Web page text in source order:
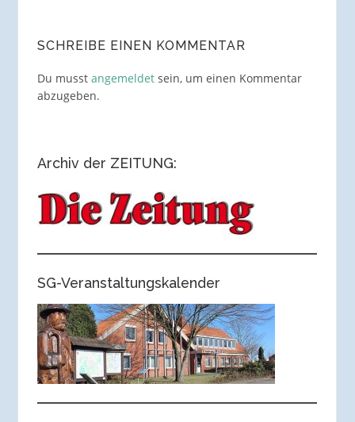
SCHREIBE EINEN KOMMENTAR
Du musst angemeldetsein, um einen Kommentar
abzugeben.
Archiv der ZEITUNG:
SG-Veranstaltungskalender